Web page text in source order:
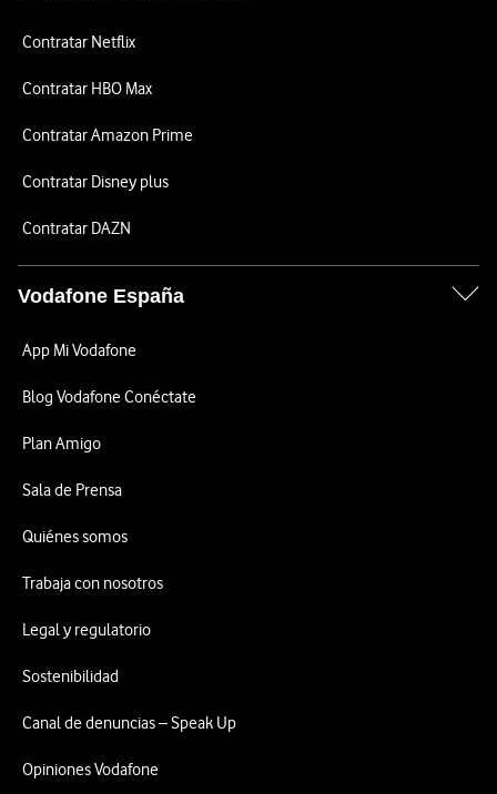
Contratar Netflix
Contratar HBO Max
Contratar Amazon Prime
Contratar Disney plus
Contratar DAZN
Vodafone España
App Mi Vodafone
Blog Vodafone Conéctate
Plan Amigo
Sala de Prensa
Quiénes somos
Trabaja con nosotros
Legal y regulatorio
Sostenibilidad
Canal de denuncias – Speak Up
Opiniones Vodafone